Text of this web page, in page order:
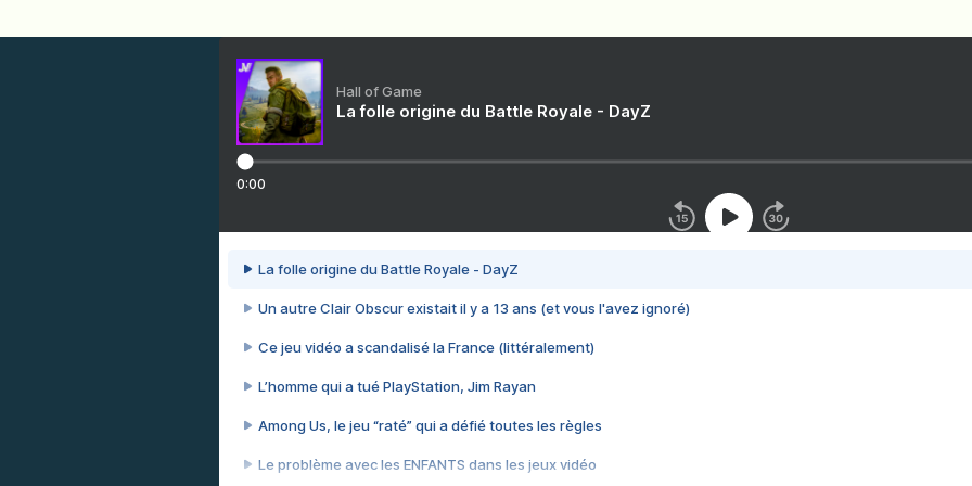
Hall of Game
La folle origine du Battle Royale - DayZ
0:00
La folle origine du Battle Royale - DayZ
Un autre Clair Obscur existait il y a 13 ans (et vous l'avez ignoré)
Ce jeu vidéo a scandalisé la France (littéralement)
L’homme qui a tué PlayStation, Jim Rayan
Among Us, le jeu “raté” qui a défié toutes les règles
Le problème avec les ENFANTS dans les jeux vidéo